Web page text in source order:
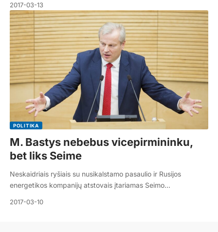
2017-03-13
POLITIKA
M. Bastys nebebus vicepirmininku,
bet liks Seime
Neskaidriais ryšiais su nusikalstamo pasaulio ir Rusijos
energetikos kompanijų atstovais įtariamas Seimo…
2017-03-10